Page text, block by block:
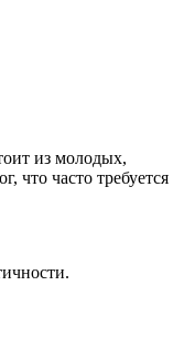
из молодых,
что часто требуется